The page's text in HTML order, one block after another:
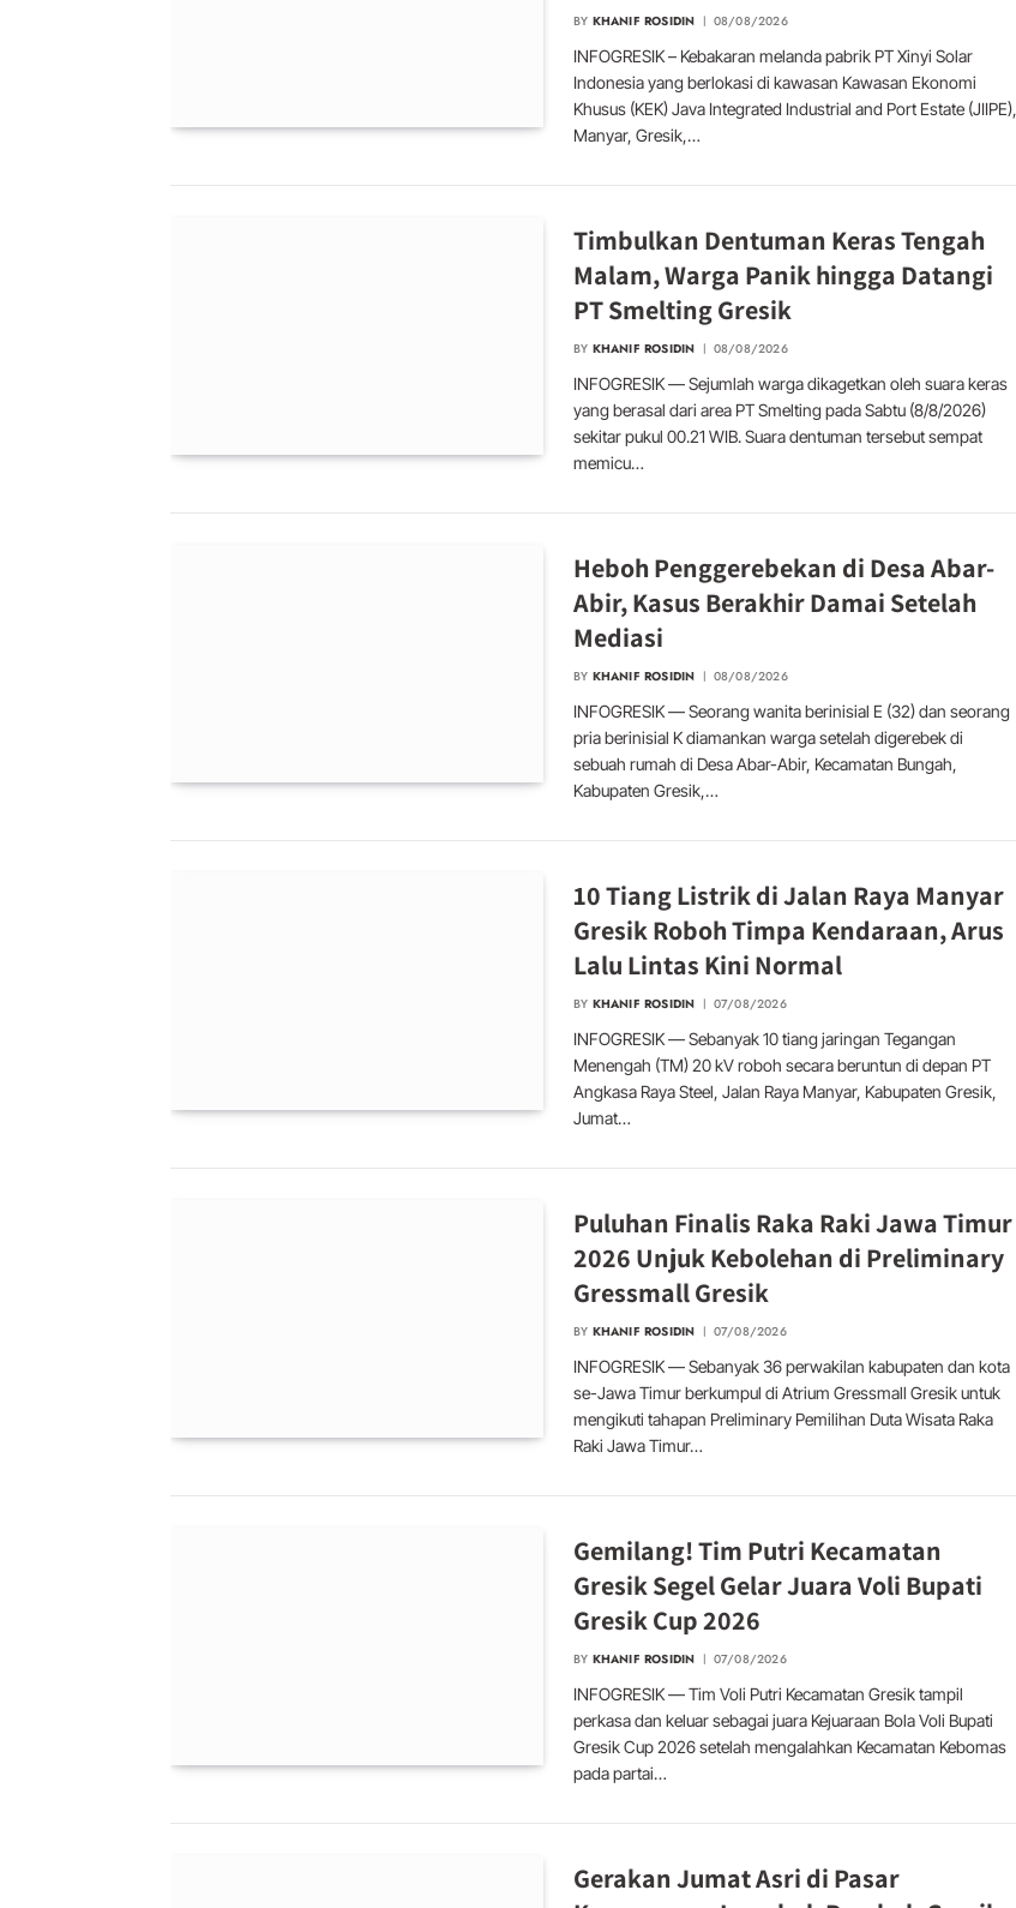
BY KHANIF ROSIDIN 08/08/2026
INFOGRESIK – Kebakaran melanda pabrik PT Xinyi Solar
Indonesia yang berlokasi di kawasan Kawasan Ekonomi
Khusus (KEK) Java Integrated Industrial and Port Estate (JIIPE),
Manyar, Gresik,…
Timbulkan Dentuman Keras Tengah
Malam, Warga Panik hingga Datangi
PT Smelting Gresik
BY KHANIF ROSIDIN 08/08/2026
INFOGRESIK — Sejumlah warga dikagetkan oleh suara keras
yang berasal dari area PT Smelting pada Sabtu (8/8/2026)
sekitar pukul 00.21 WIB. Suara dentuman tersebut sempat
memicu…
Heboh Penggerebekan di Desa Abar-
Abir, Kasus Berakhir Damai Setelah
Mediasi
BY KHANIF ROSIDIN 08/08/2026
INFOGRESIK — Seorang wanita berinisial E (32) dan seorang
pria berinisial K diamankan warga setelah digerebek di
sebuah rumah di Desa Abar-Abir, Kecamatan Bungah,
Kabupaten Gresik,…
10 Tiang Listrik di Jalan Raya Manyar
Gresik Roboh Timpa Kendaraan, Arus
Lalu Lintas Kini Normal
BY KHANIF ROSIDIN 07/08/2026
INFOGRESIK — Sebanyak 10 tiang jaringan Tegangan
Menengah (TM) 20 kV roboh secara beruntun di depan PT
Angkasa Raya Steel, Jalan Raya Manyar, Kabupaten Gresik,
Jumat…
Puluhan Finalis Raka Raki Jawa Timur
2026 Unjuk Kebolehan di Preliminary
Gressmall Gresik
BY KHANIF ROSIDIN 07/08/2026
INFOGRESIK — Sebanyak 36 perwakilan kabupaten dan kota
se-Jawa Timur berkumpul di Atrium Gressmall Gresik untuk
mengikuti tahapan Preliminary Pemilihan Duta Wisata Raka
Raki Jawa Timur…
Gemilang! Tim Putri Kecamatan
Gresik Segel Gelar Juara Voli Bupati
Gresik Cup 2026
BY KHANIF ROSIDIN 07/08/2026
INFOGRESIK — Tim Voli Putri Kecamatan Gresik tampil
perkasa dan keluar sebagai juara Kejuaraan Bola Voli Bupati
Gresik Cup 2026 setelah mengalahkan Kecamatan Kebomas
pada partai…
Gerakan Jumat Asri di Pasar